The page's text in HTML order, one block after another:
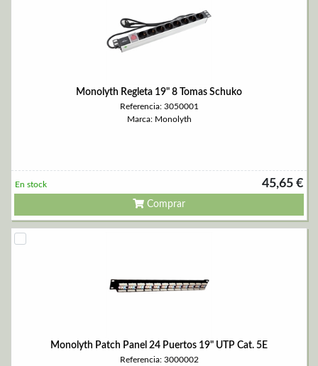
Monolyth Regleta 19" 8 Tomas Schuko
Referencia: 3050001
Marca: Monolyth
45,65 €
En stock
Comprar
Monolyth Patch Panel 24 Puertos 19" UTP Cat. 5E
Referencia: 3000002